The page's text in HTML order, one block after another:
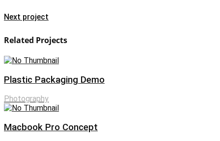
Next project
Related Projects
Plastic Packaging Demo
Photography
Macbook Pro Concept